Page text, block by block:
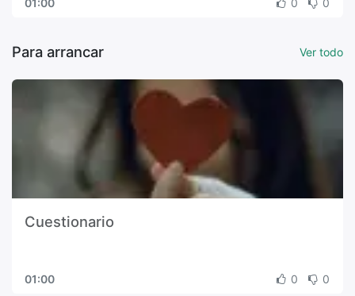
01:00 0 0
Para arrancar Ver todo
Cuestionario
01:00 0 0